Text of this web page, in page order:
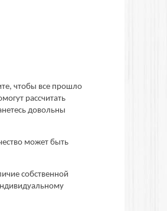
чтобы все прошло
рассчитать
довольны
может быть
собственной